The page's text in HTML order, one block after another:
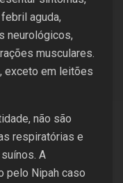
aguda,
neurológicos,
musculares.
exceto em leitões
não são
respiratórias e
A
pelo Nipah caso